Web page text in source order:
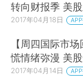
转向财报季 美
2017年04月18日
【周四国际市
慌情绪弥漫 美
2017年04月14日